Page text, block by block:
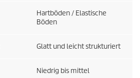
Hartböden / Elastische
Böden
Glatt und leicht strukturiert
Niedrig bis mittel